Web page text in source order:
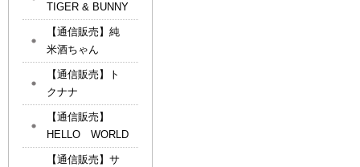
TIGER & BUNNY
【通信販売】純
米酒ちゃん
【通信販売】ト
クナナ
【通信販売】
HELLO WORLD
【通信販売】サ